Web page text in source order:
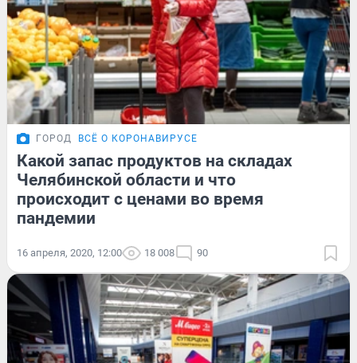
ГОРОД ВСЁ О КОРОНАВИРУСЕ
Какой запас продуктов на складах
Челябинской области и что
происходит с ценами во время
пандемии
16 апреля, 2020, 12:00 18 008 90